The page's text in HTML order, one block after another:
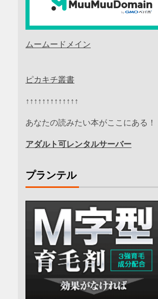
ムームードメイン
ピカキチ叢書
↑↑↑↑↑↑↑↑↑↑↑↑↑
あなたの読みたい本がここにある！
アダルト可レンタルサーバー
プランテル